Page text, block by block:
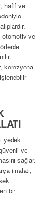
hafif ve
otomotiv ve
korozyona
yedek
ve
sağlar.
imalatı,
bir